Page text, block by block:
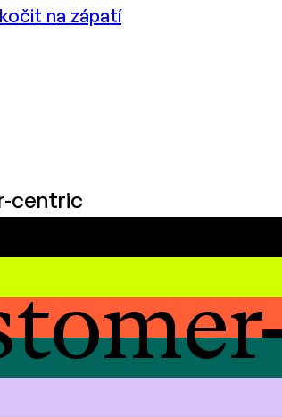
na zápatí
centric